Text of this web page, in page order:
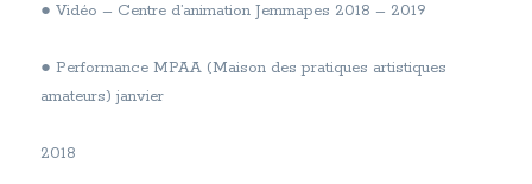
● Vidéo – Centre d’animation Jemmapes 2018 – 2019
● Performance MPAA (Maison des pratiques artistiques
amateurs) janvier
2018